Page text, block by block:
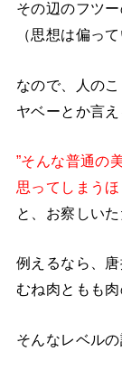
その辺のフツ
（思想は偏っ
なので、人の
ヤベーとか言
”そんな普通の
思ってしまうほ
と、お察しい
例えるなら、
むね肉ともも肉
そんなレベル